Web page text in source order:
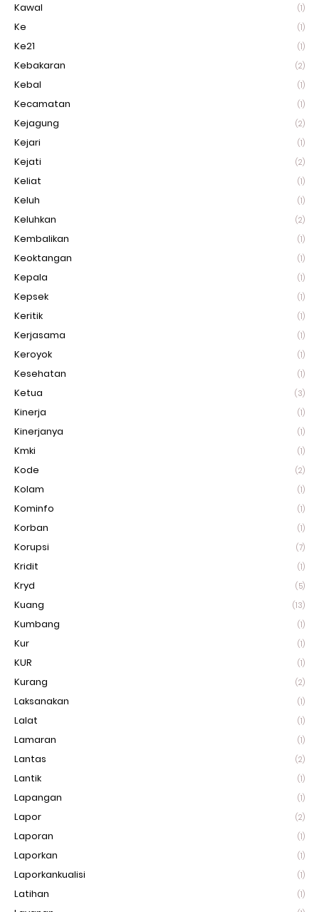
Kawal (1)
Ke (1)
Ke21 (1)
Kebakaran (2)
Kebal (1)
Kecamatan (1)
Kejagung (2)
Kejari (1)
Kejati (2)
Keliat (1)
Keluh (1)
Keluhkan (2)
Kembalikan (1)
Keoktangan (1)
Kepala (1)
Kepsek (1)
Keritik (1)
Kerjasama (1)
Keroyok (1)
Kesehatan (1)
Ketua (3)
Kinerja (1)
Kinerjanya (1)
Kmki (1)
Kode (2)
Kolam (1)
Kominfo (1)
Korban (1)
Korupsi (7)
Kridit (1)
Kryd (5)
Kuang (13)
Kumbang (1)
Kur (1)
KUR (1)
Kurang (2)
Laksanakan (1)
Lalat (1)
Lamaran (1)
Lantas (2)
Lantik (1)
Lapangan (1)
Lapor (2)
Laporan (1)
Laporkan (1)
Laporkankualisi (1)
Latihan (1)